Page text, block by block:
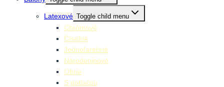
Latexové Toggle child menu
Chrómové
Číselné
Jednofarebné
Narodeninové
Obrie
S potlačou